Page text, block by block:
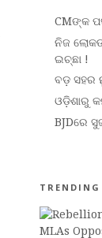
CMଙ୍କ
ନିଜ
ଇଚ୍ଛା !
ବଡ଼ ସହର
ଓଡ଼ିଶାରୁ
BJDରେ
TRENDING